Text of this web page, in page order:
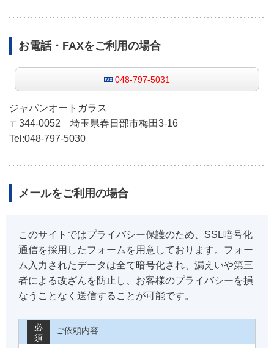
お電話・FAXをご利用の場合
048-797-5031
ジャパンオートガラス
〒344-0052 埼玉県春日部市梅田3-16
Tel:048-797-5030
メールをご利用の場合
このサイトではプライバシー保護のため、SSL暗号化
通信を採用したフォームを用意しております。フォー
ム入力されたデータは全て暗号化され、漏えいや第三
者による改ざんを防止し、お客様のプライバシーを損
なうことなく送信することが可能です。
ご依頼内容
必
須